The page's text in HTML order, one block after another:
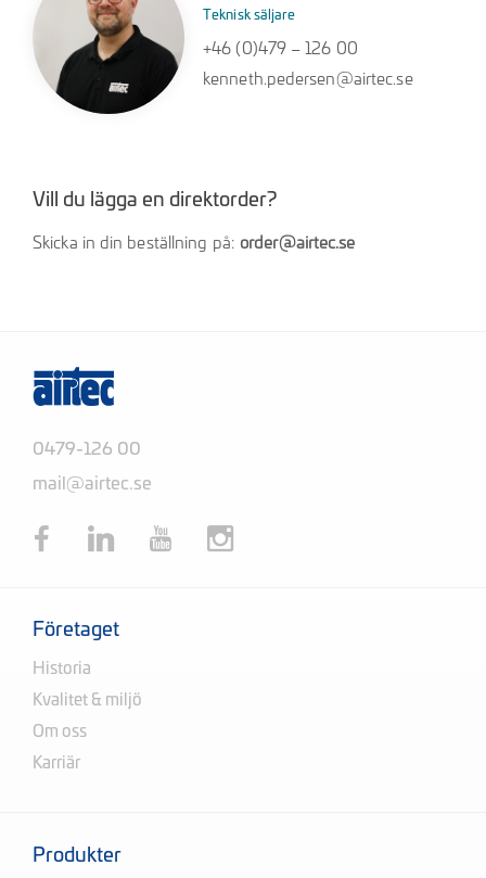
Teknisk säljare
+46 (0)479 – 126 00
kenneth.pedersen@airtec.se
Vill du lägga en direktorder?
Skicka in din beställning på: order@airtec.se
0479-126 00
mail@airtec.se
Företaget
Historia
Kvalitet & miljö
Om oss
Karriär
Produkter